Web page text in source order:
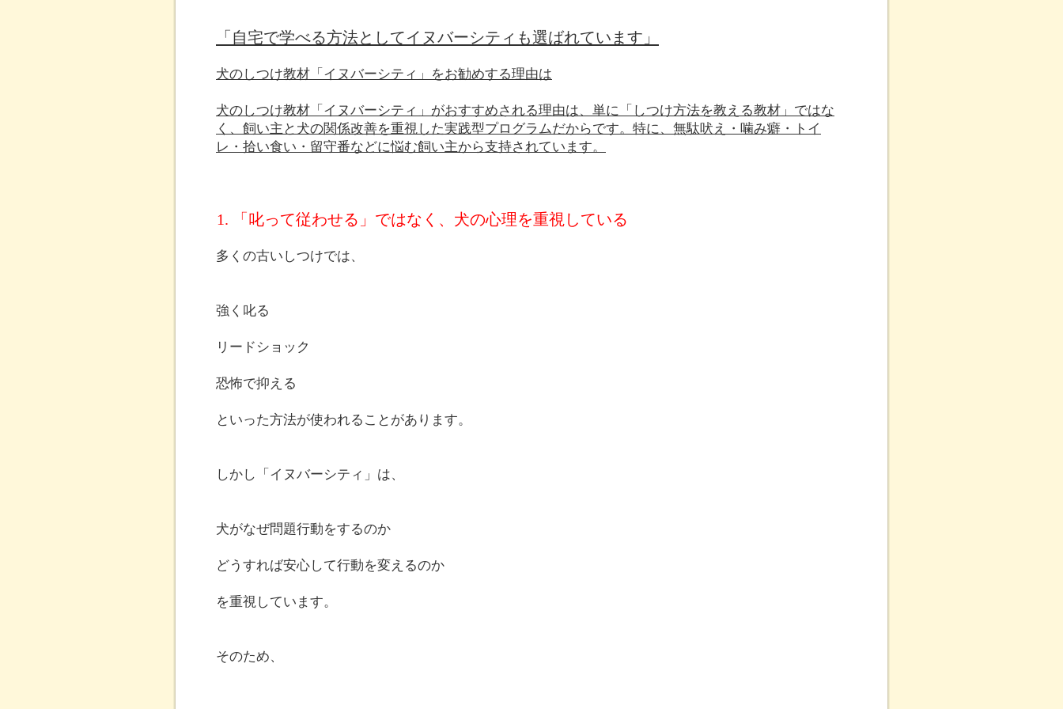
「自宅で学べる方法としてイヌバーシティも選ばれています」
犬のしつけ教材「イヌバーシティ」をお勧めする理由は
犬のしつけ教材「イヌバーシティ」がおすすめされる理由は、単に「しつけ方法を教える教材」ではな
く、飼い主と犬の関係改善を重視した実践型プログラムだからです。特に、無駄吠え・噛み癖・トイ
レ・拾い食い・留守番などに悩む飼い主から支持されています。
1. 「叱って従わせる」ではなく、犬の心理を重視している
多くの古いしつけでは、
強く叱る
リードショック
恐怖で抑える
といった方法が使われることがあります。
しかし「イヌバーシティ」は、
犬がなぜ問題行動をするのか
どうすれば安心して行動を変えるのか
を重視しています。
そのため、